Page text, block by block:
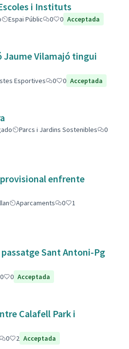
i Instituts
Espai Públic 0 0 Acceptada
Jaume Vilamajó tingui
Esportives 0 0 Acceptada
Parcs i Jardins Sostenibles
0
enfrente
Aparcaments 0
1
Sant Antoni-Pg
0 0 Acceptada
Calafell Park i
0 2 Acceptada